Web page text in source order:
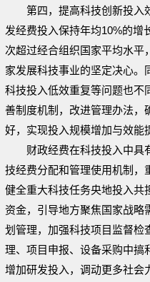
第四，提高科技创新投入
发经费投入保持年均10%的增
次超过经合组织国家平均水平
家发展科技事业的坚定决心。
科技投入低效重复等问题也不
善制度机制，改进管理办法，
好，实现投入规模增加与效能
财政经费在科技投入中具
技经费分配和管理使用机制，
健全重大科技任务央地投入共
资金，引导地方聚焦国家战略
划管理，加强科技项目监督检
理、项目申报、设备采购中搞
增加研发投入，调动更多社会